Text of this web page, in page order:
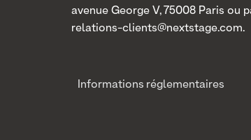
avenue George V, 75008 Paris
relations-clients@nextstage.com.
Informations réglementaires